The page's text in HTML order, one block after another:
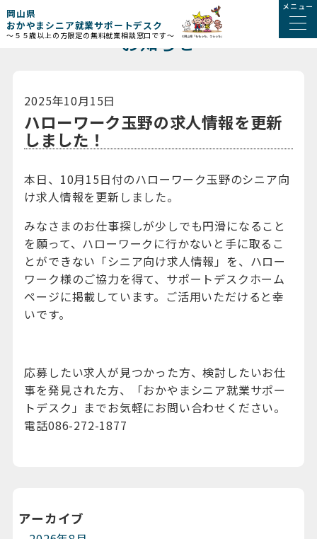
岡山県
おかやまシニア就業サポートデスク
～５５歳以上の方限定の無料就業相談窓口です～
メニュー
お知らせ
2025年10月15日
ハローワーク玉野の求人情報を更新
しました！
本日、10月15日付のハローワーク玉野のシニア向
け求人情報を更新しました。
みなさまのお仕事探しが少しでも円滑になること
を願って、ハローワークに行かないと手に取るこ
とができない「シニア向け求人情報」を、ハロー
ワーク様のご協力を得て、サポートデスクホーム
ページに掲載しています。ご活用いただけると幸
いです。
応募したい求人が見つかった方、検討したいお仕
事を発見された方、「おかやまシニア就業サポー
トデスク」までお気軽にお問い合わせください。
電話086-272-1877
アーカイブ